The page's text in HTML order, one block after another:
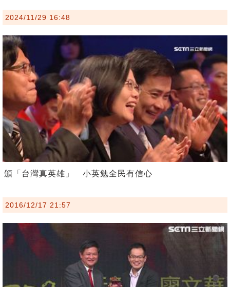
2024/11/29 16:48
頒「台灣真英雄」 小英勉全民有信心
2016/12/17 21:57